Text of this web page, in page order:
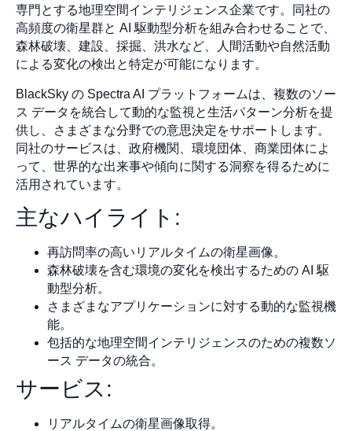
専門とする地理空間インテリジェンス企業です。同社の
高頻度の衛星群と AI 駆動型分析を組み合わせることで、
森林破壊、建設、採掘、洪水など、人間活動や自然活動
による変化の検出と特定が可能になります。
BlackSky の Spectra AI プラットフォームは、複数のソー
ス データを統合して動的な監視と生活パターン分析を提
供し、さまざまな分野での意思決定をサポートします。
同社のサービスは、政府機関、環境団体、商業団体によ
って、世界的な出来事や傾向に関する洞察を得るために
活用されています。
主なハイライト:
再訪問率の高いリアルタイムの衛星画像。
森林破壊を含む環境の変化を検出するための AI 駆
動型分析。
さまざまなアプリケーションに対する動的な監視機
能。
包括的な地理空間インテリジェンスのための複数ソ
ース データの統合。
サービス:
リアルタイムの衛星画像取得。